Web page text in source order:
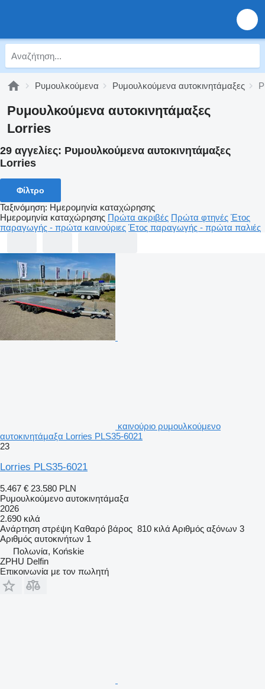
Ρυμουλκούμενα Ρυμουλκούμενα αυτοκινητάμαξες
Ρυμουλκούμενα αυτοκινητάμαξες
Lorries
29 αγγελίες: Ρυμουλκούμενα αυτοκινητάμαξες
Lorries
Φίλτρο
Ταξινόμηση: Ημερομηνία καταχώρησης
Ημερομηνία καταχώρησης Πρώτα ακριβές Πρώτα φτηνές Έτος
παραγωγής - πρώτα καινούριες Έτος παραγωγής - πρώτα παλιές
καινούριο ρυμουλκούμενο
αυτοκινητάμαξα Lorries PLS35-6021
23
Lorries PLS35-6021
5.467 € 23.580 PLN
Ρυμουλκούμενο αυτοκινητάμαξα
2026
2.690 κιλά
Ανάρτηση στρέψη Καθαρό βάρος 810 κιλά Αριθμός αξόνων 3
Αριθμός αυτοκινήτων 1
Πολωνία, Końskie
ZPHU Delfin
Επικοινωνία με τον πωλητή